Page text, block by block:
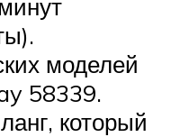
моделей
58339.
который